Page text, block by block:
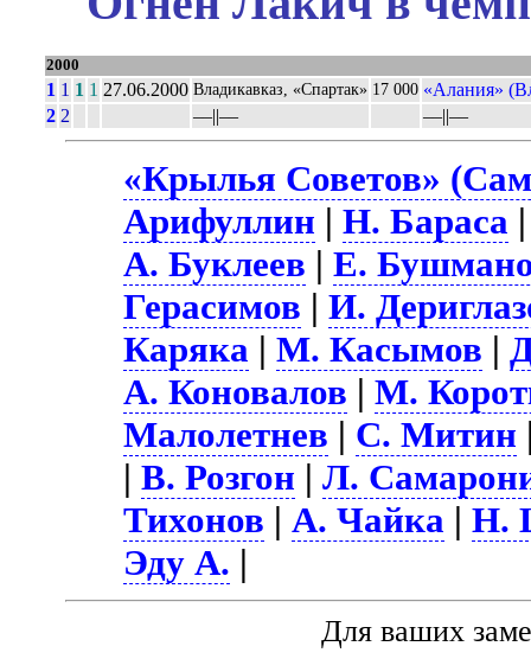
2000
1 1 1 1 27.06.2000 Владикавказ, «Спартак» 17 000 «Алания»
2 2 ––||–– ––||––
«Крылья Советов»
Арифуллин |Н. Бараса
А. Буклеев |Е.
Герасимов |И.
Каряка |М. Касымов |
А. Коновалов |М.
Малолетнев | С. Митин
|В. Розгон |Л.
Тихонов |А. Чайка |Н.
Эду А. |
Для ваших